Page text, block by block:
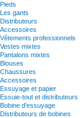
Pieds
Les gants
Distributeurs
Accessoires
Vêtements professionnels
Vestes mixtes
Pantalons mixtes
Blouses
Chaussures
Accessoires
Essuyage et papier
Essuie-tout et distributeurs
Bobine d'essuyage
Distributeurs de bobines